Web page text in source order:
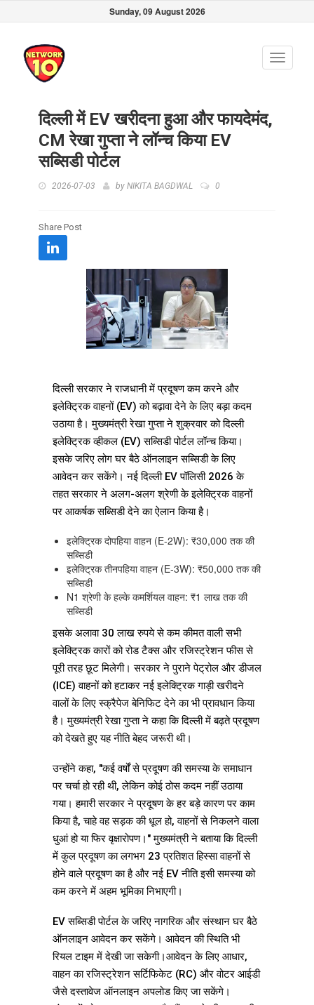
Sunday, 09 August 2026
Toggle
दिल्ली में EV खरीदना हुआ और फायदेमंद,
CM रेखा गुप्ता ने लॉन्च किया EV
सब्सिडी पोर्टल
2026-07-03 by NIKITA BAGDWAL 0
Share Post
दिल्ली सरकार ने राजधानी में प्रदूषण कम करने और
इलेक्ट्रिक वाहनों (EV) को बढ़ावा देने के लिए बड़ा कदम
उठाया है। मुख्यमंत्री रेखा गुप्ता ने शुक्रवार को दिल्ली
इलेक्ट्रिक व्हीकल (EV) सब्सिडी पोर्टल लॉन्च किया।
इसके जरिए लोग घर बैठे ऑनलाइन सब्सिडी के लिए
आवेदन कर सकेंगे। नई दिल्ली EV पॉलिसी 2026 के
तहत सरकार ने अलग-अलग श्रेणी के इलेक्ट्रिक वाहनों
पर आकर्षक सब्सिडी देने का ऐलान किया है।
इलेक्ट्रिक दोपहिया वाहन (E-2W): ₹30,000 तक की
सब्सिडी
इलेक्ट्रिक तीनपहिया वाहन (E-3W): ₹50,000 तक की
सब्सिडी
N1 श्रेणी के हल्के कमर्शियल वाहन: ₹1 लाख तक की
सब्सिडी
इसके अलावा 30 लाख रुपये से कम कीमत वाली सभी
इलेक्ट्रिक कारों को रोड टैक्स और रजिस्ट्रेशन फीस से
पूरी तरह छूट मिलेगी। सरकार ने पुराने पेट्रोल और डीजल
(ICE) वाहनों को हटाकर नई इलेक्ट्रिक गाड़ी खरीदने
वालों के लिए स्क्रैपेज बेनिफिट देने का भी प्रावधान किया
है। मुख्यमंत्री रेखा गुप्ता ने कहा कि दिल्ली में बढ़ते प्रदूषण
को देखते हुए यह नीति बेहद जरूरी थी।
उन्होंने कहा, "कई वर्षों से प्रदूषण की समस्या के समाधान
पर चर्चा हो रही थी, लेकिन कोई ठोस कदम नहीं उठाया
गया। हमारी सरकार ने प्रदूषण के हर बड़े कारण पर काम
किया है, चाहे वह सड़क की धूल हो, वाहनों से निकलने वाला
धुआं हो या फिर वृक्षारोपण।" मुख्यमंत्री ने बताया कि दिल्ली
में कुल प्रदूषण का लगभग 23 प्रतिशत हिस्सा वाहनों से
होने वाले प्रदूषण का है और नई EV नीति इसी समस्या को
कम करने में अहम भूमिका निभाएगी।
EV सब्सिडी पोर्टल के जरिए नागरिक और संस्थान घर बैठे
ऑनलाइन आवेदन कर सकेंगे। आवेदन की स्थिति भी
रियल टाइम में देखी जा सकेगी।आवेदन के लिए आधार,
वाहन का रजिस्ट्रेशन सर्टिफिकेट (RC) और वोटर आईडी
जैसे दस्तावेज ऑनलाइन अपलोड किए जा सकेंगे।